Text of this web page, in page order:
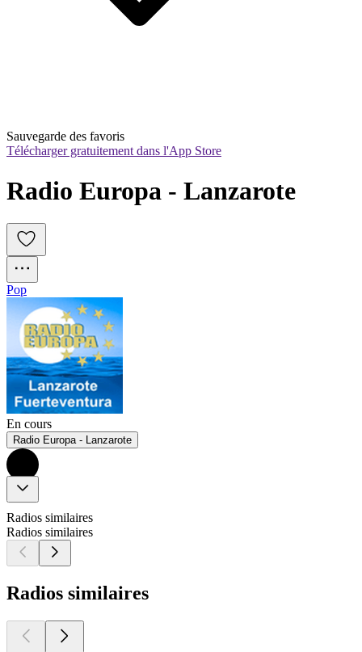
Sauvegarde des favoris
Télécharger gratuitement dans l'App Store
Radio Europa - Lanzarote
Pop
En cours
Radio Europa - Lanzarote
Radios similaires
Radios similaires
Radios similaires